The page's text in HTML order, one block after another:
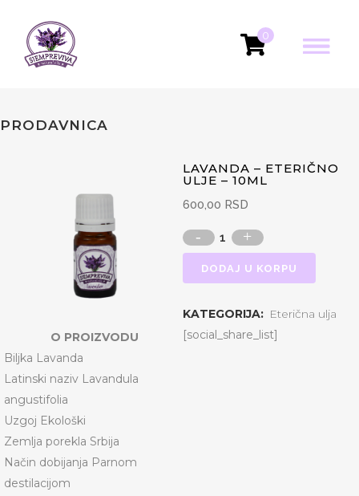
0
PRODAVNICA
O PROIZVODU
Biljka Lavanda
Latinski naziv Lavandula
angustifolia
Uzgoj Ekološki
Zemlja porekla Srbija
Način dobijanja Parnom
destilacijom
LAVANDA – ETERIČNO
ULJE – 10ML
600,00 RSD
DODAJ U KORPU
KATEGORIJA: Eterična ulja
[social_share_list]